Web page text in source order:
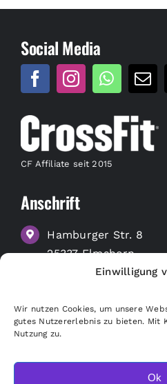
Einwilligung
Wir nutzen Cookies, um unsere
gutes Nutzererlebnis zu bieten. Mit
Nutzung zu.
Ok
Social Media
CF Affiliate seit 2015
Anschrift
Hamburger Str. 8
25337 Elmshorn
Nützliche Links
Freunde empfehlen